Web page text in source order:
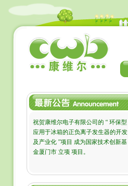
祝贺康维尔电子有限公司的 “ 环保型
应用于冰箱的正负离子发生器的开发
及产业化 ”项目 成为国家技术创新基
金厦门市 立项 项目。